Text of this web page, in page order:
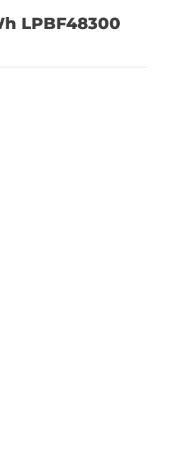
LPBF48300